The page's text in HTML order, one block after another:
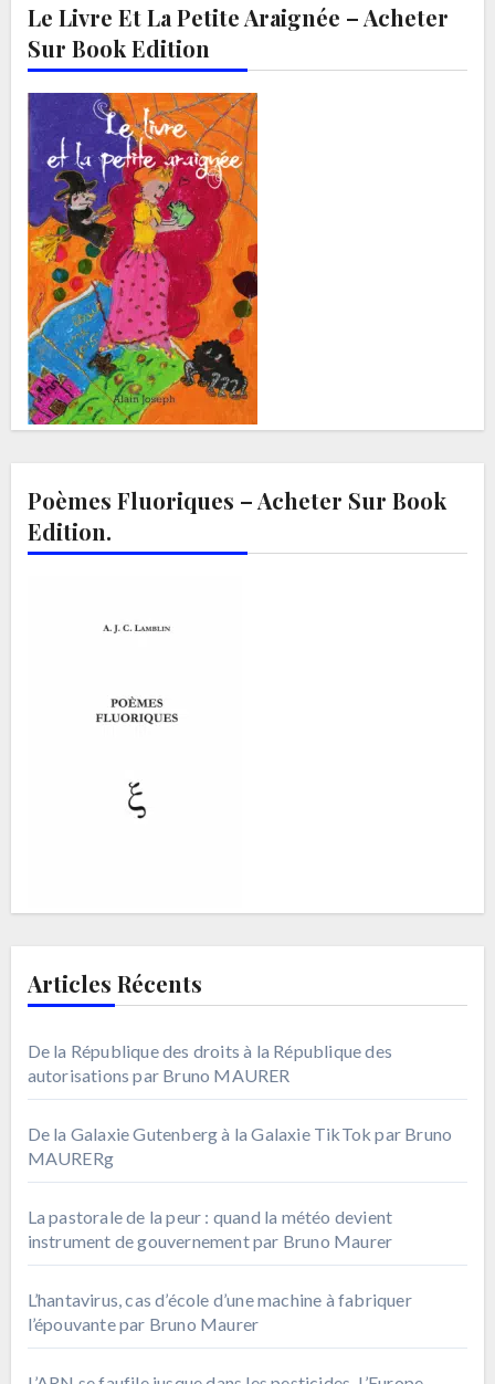
Le Livre Et La Petite Araignée – Acheter
Sur Book Edition
Poèmes Fluoriques – Acheter Sur Book
Edition.
Articles Récents
De la République des droits à la République des
autorisations par Bruno MAURER
De la Galaxie Gutenberg à la Galaxie TikTok par Bruno
MAURERg
La pastorale de la peur : quand la météo devient
instrument de gouvernement par Bruno Maurer
L’hantavirus, cas d’école d’une machine à fabriquer
l’épouvante par Bruno Maurer